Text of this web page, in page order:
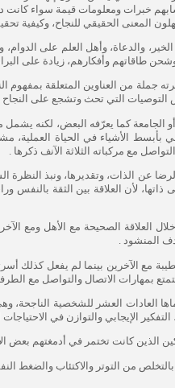
خبرات ومعلومات قيمة سواء كانت
المعنى الحقيقي للنجاح، وكيفية
والدعاة، وأهل العلم على
طاقاتهم وأفكارهم، زيادة على
من العناوين المتعلقة بمفهوم
التي تحث وتشجع على النجاح
كما يعرّفه البعض، لكنه يشمل
بأبسط الأشياء في الحياة
مع مركباته الثلاثة الآنف ذكرها .
عن الذات، وتقديرها، ونبذ النظرة
لأن العلاقة بين الثقة بالنفس
العلاقة الصحيحة مع الأهل ومع
المنشود .
مع الآخرين بينما لم يفعل كذلك
بمهارات الاتصال والتواصل مع
العشر للشخصية الناجحة، وهي
الإيجابي والتوازن في الاحتياجات
الذين كانت تختمر في أدمغتهم بعض
من التوتر والاكتئاب والضغط